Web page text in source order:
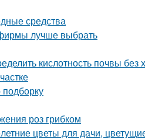
средства
лучше выбрать
кислотность почвы без
роз грибком
цветы для дачи,